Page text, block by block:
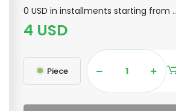
0 USD in installments starting from ..
4 USD
Piece